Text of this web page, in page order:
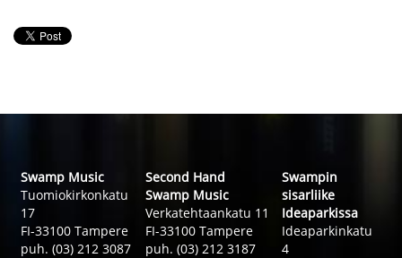
Swamp Music
Tuomiokirkonkatu
17
FI-33100 Tampere
puh. (03) 212 3087
Second Hand
Swamp Music
Verkatehtaankatu 11
FI-33100 Tampere
puh. (03) 212 3187
Swampin
sisarliike
Ideaparkissa
Ideaparkinkatu
4